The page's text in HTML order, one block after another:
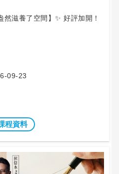
然滋養了空間】✨ 好評加開！
09-23
程資料